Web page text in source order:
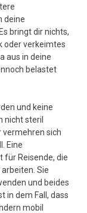
deine
bringt dir nichts,
oder verkeimtes
aus in deine
belastet
und keine
nicht steril
vermehren sich
Eine
für Reisende, die
Sie
und beides
in dem Fall, dass
mobil